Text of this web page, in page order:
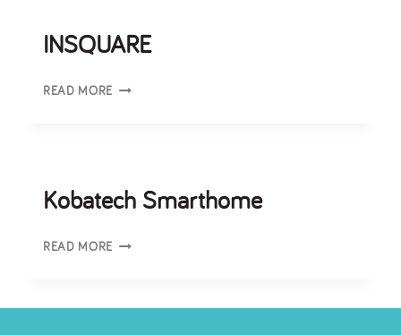
INSQUARE
READ MORE
Kobatech Smarthome
READ MORE